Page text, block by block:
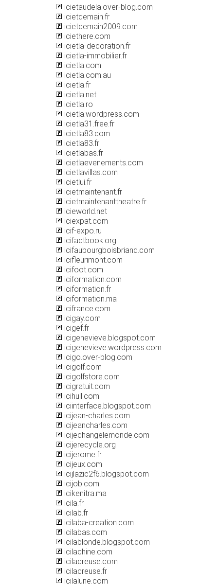
icietaudela.over-blog.com
icietdemain.fr
icietdemain2009.com
iciethere.com
icietla-decoration.fr
icietla-immobilier.fr
icietla.com
icietla.com.au
icietla.fr
icietla.net
icietla.ro
icietla.wordpress.com
icietla31.free.fr
icietla83.com
icietla83.fr
icietlabas.fr
icietlaevenements.com
icietlavillas.com
icietlui.fr
icietmaintenant.fr
icietmaintenanttheatre.fr
icieworld.net
iciexpat.com
icif-expo.ru
icifactbook.org
icifaubourgboisbriand.com
icifleurimont.com
icifoot.com
iciformation.com
iciformation.fr
iciformation.ma
icifrance.com
icigay.com
icigef.fr
icigenevieve.blogspot.com
icigenevieve.wordpress.com
icigo.over-blog.com
icigolf.com
icigolfstore.com
icigratuit.com
icihull.com
iciinterface.blogspot.com
icijean-charles.com
icijeancharles.com
icijechangelemonde.com
icijerecycle.org
icijerome.fr
icijeux.com
icijlazic2f6.blogspot.com
icijob.com
icikenitra.ma
icila.fr
icilab.fr
icilaba-creation.com
icilabas.com
icilablonde.blogspot.com
icilachine.com
icilacreuse.com
icilacreuse.fr
icilalune.com